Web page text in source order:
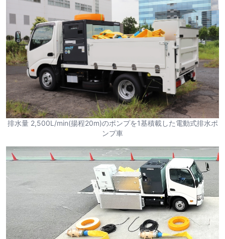
排水量 2,500L/min(揚程20m)のポンプを1基積載した電動式排水ポ
ンプ車